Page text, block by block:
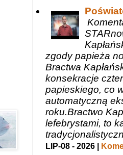
zgody papieża
Bractwa
konsekracje
papieskiego, co
automatyczną
roku.Bractwo
lefebrystami, to
LIP-08 - 2026 |